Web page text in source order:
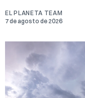
EL PLANETA TEAM
7 de agosto de 2026